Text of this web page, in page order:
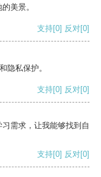
美景。
支持[0] 反对[0]
隐私保护。
支持[0] 反对[0]
需求，让我能够找到自
支持[0] 反对[0]